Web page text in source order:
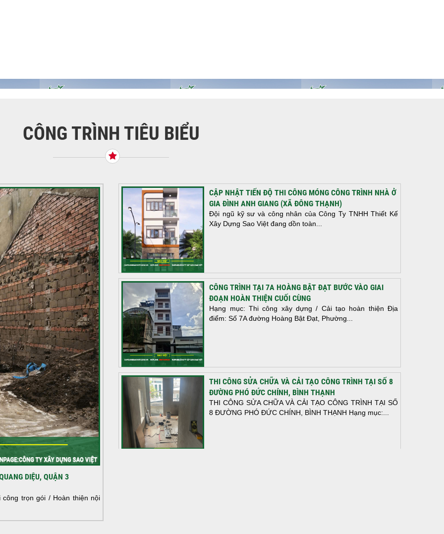
CÔNG TRÌNH TIÊU BIỂU
DIỆU, QUẬN 3
trọn gói / Hoàn thiện nội
CẬP NHẬT TIẾN ĐỘ THI CÔNG MÓNG CÔNG TRÌNH NHÀ Ở
GIA ĐÌNH ANH GIANG (XÃ ĐÔNG THẠNH)
Đội ngũ kỹ sư và công nhân của Công Ty TNHH Thiết Kế
Xây Dựng Sao Việt đang dồn toàn...
CÔNG TRÌNH TẠI 7A HOÀNG BẬT ĐẠT BƯỚC VÀO GIAI
ĐOẠN HOÀN THIỆN CUỐI CÙNG
Hạng mục: Thi công xây dựng / Cải tạo hoàn thiện Địa
điểm: Số 7A đường Hoàng Bật Đạt, Phường...
THI CÔNG SỬA CHỮA VÀ CẢI TẠO CÔNG TRÌNH TẠI SỐ 8
ĐƯỜNG PHÓ ĐỨC CHÍNH, BÌNH THẠNH
THI CÔNG SỬA CHỮA VÀ CẢI TẠO CÔNG TRÌNH TẠI SỐ
8 ĐƯỜNG PHÓ ĐỨC CHÍNH, BÌNH THẠNH Hạng mục:...